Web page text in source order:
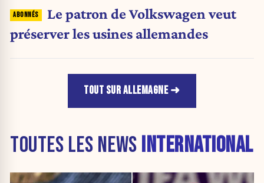
Le patron de Volkswagen veut
préserver les usines allemandes
TOUT SUR ALLEMAGNE
TOUTES LES NEWS INTERNATIONAL